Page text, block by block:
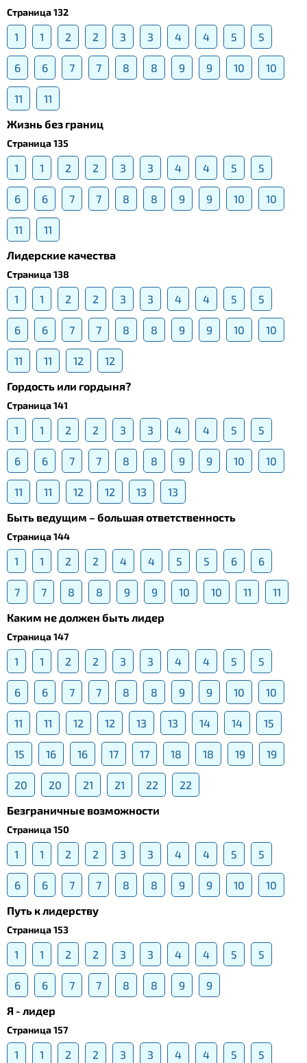
Страница 132
1 1 2 2 3 3 4 4 5 5
6 6 7 7 8 8 9 9 10 10
11
11
Жизнь без границ
Страница 135
1 1 2 2 3 3 4 4 5 5
6 6 7 7 8 8 9 9 10 10
11
11
Лидерские качества
Страница 138
1 1 2 2 3 3 4 4 5 5
6 6 7 7 8 8 9 9 10 10
11 11 12
12
Гордость или гордыня?
Страница 141
1 1 2 2 3 3 4 4 5 5
6 6 7 7 8 8 9 9 10 10
11 11 12 12 13
13
Быть ведущим – большая ответственность
Страница 144
1 1 2 2 4 4 5 5 6 6
7 7 8 8 9 9 10 10 11
11
Каким не должен быть лидер
Страница 147
1 1 2 2 3 3 4 4 5 5
6 6 7 7 8 8 9 9 10 10
11 11 12 12 13 13 14 14 15
15 16 16 17 17 18 18 19 19
20 20 21 21 22
22
Безграничные возможности
Страница 150
1 1 2 2 3 3 4 4 5 5
6 6 7 7 8 8 9 9 10
10
Путь к лидерству
Страница 153
1 1 2 2 3 3 4 4 5 5
6 6 7 7 8 8 9
9
Я - лидер
Страница 157
1 1 2 2 3 3 4 4 5 5